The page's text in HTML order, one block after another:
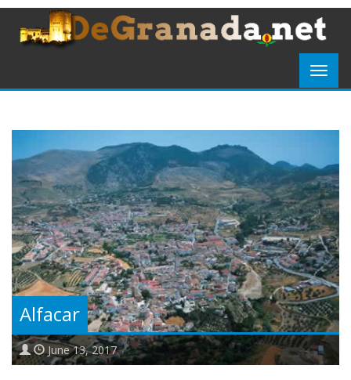
Alfacar
June 13, 2017